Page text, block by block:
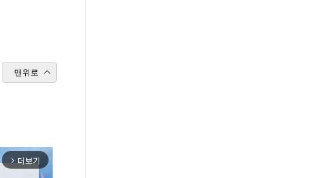
맨위로
arrow_forward_ios 더보기